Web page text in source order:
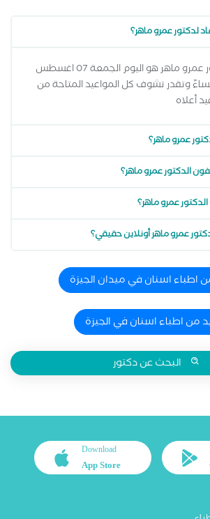
لدكتور عمرو ماهر؟
أقرب ميعاد لدكتور عمرو ماهر هو اليوم الجمعة 07 اغسطس
من 4:00 مساءً وتقدر تشوف كل المواعيد المتاحة من
أعلاه
عمرو ماهر؟
الدكتور عمرو ماهر؟
عمرو ماهر؟
عمرو ماهر أونلاين حقيقي؟
اطباء اسنان في ميدان الجيزة
من اطباء اسنان في الجيزة
البحث عن دكتور
Download
App Store